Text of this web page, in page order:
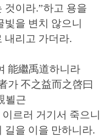
것이라.”하고 용을
빛을 변치 않으니
내리고 가더라.
能繼禹道하니라
가 不之益而之啓曰
뵐근
르러 거기서 죽으니
길을 이을 만하니라.